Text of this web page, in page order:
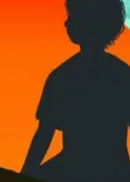
Men sällan ur ett barns
få en invalidiserad pappa hem
föra oss vuxna in i barnens
ett lands självständighet